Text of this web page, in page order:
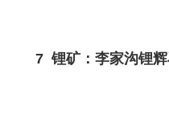
7 锂矿：李家沟锂